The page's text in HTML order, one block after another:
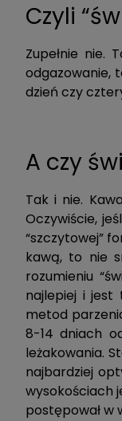
Czyli
Zupełnie nie.
odgazowanie,
dzień czy
A czy
Tak i nie.
Oczywiście,
“szczytowej”
kawą, to nie
rozumieniu
najlepiej i jest
metod
8-14 dniach
leżakowania.
najbardziej
wysokościach
postępował w